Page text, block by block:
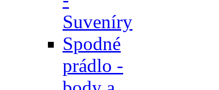
Suveníry
Spodné
prádlo -